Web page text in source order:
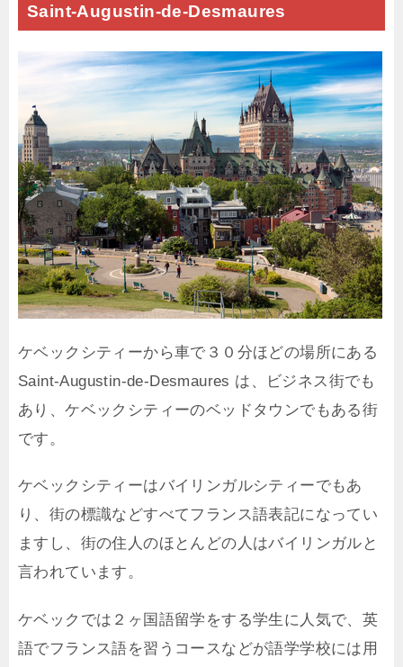
Saint-Augustin-de-Desmaures
ケベックシティーから車で３０分ほどの場所にある
Saint-Augustin-de-Desmaures は、ビジネス街でも
あり、ケベックシティーのベッドタウンでもある街
です。
ケベックシティーはバイリンガルシティーでもあ
り、街の標識などすべてフランス語表記になってい
ますし、街の住人のほとんどの人はバイリンガルと
言われています。
ケベックでは２ヶ国語留学をする学生に人気で、英
語でフランス語を習うコースなどが語学学校には用